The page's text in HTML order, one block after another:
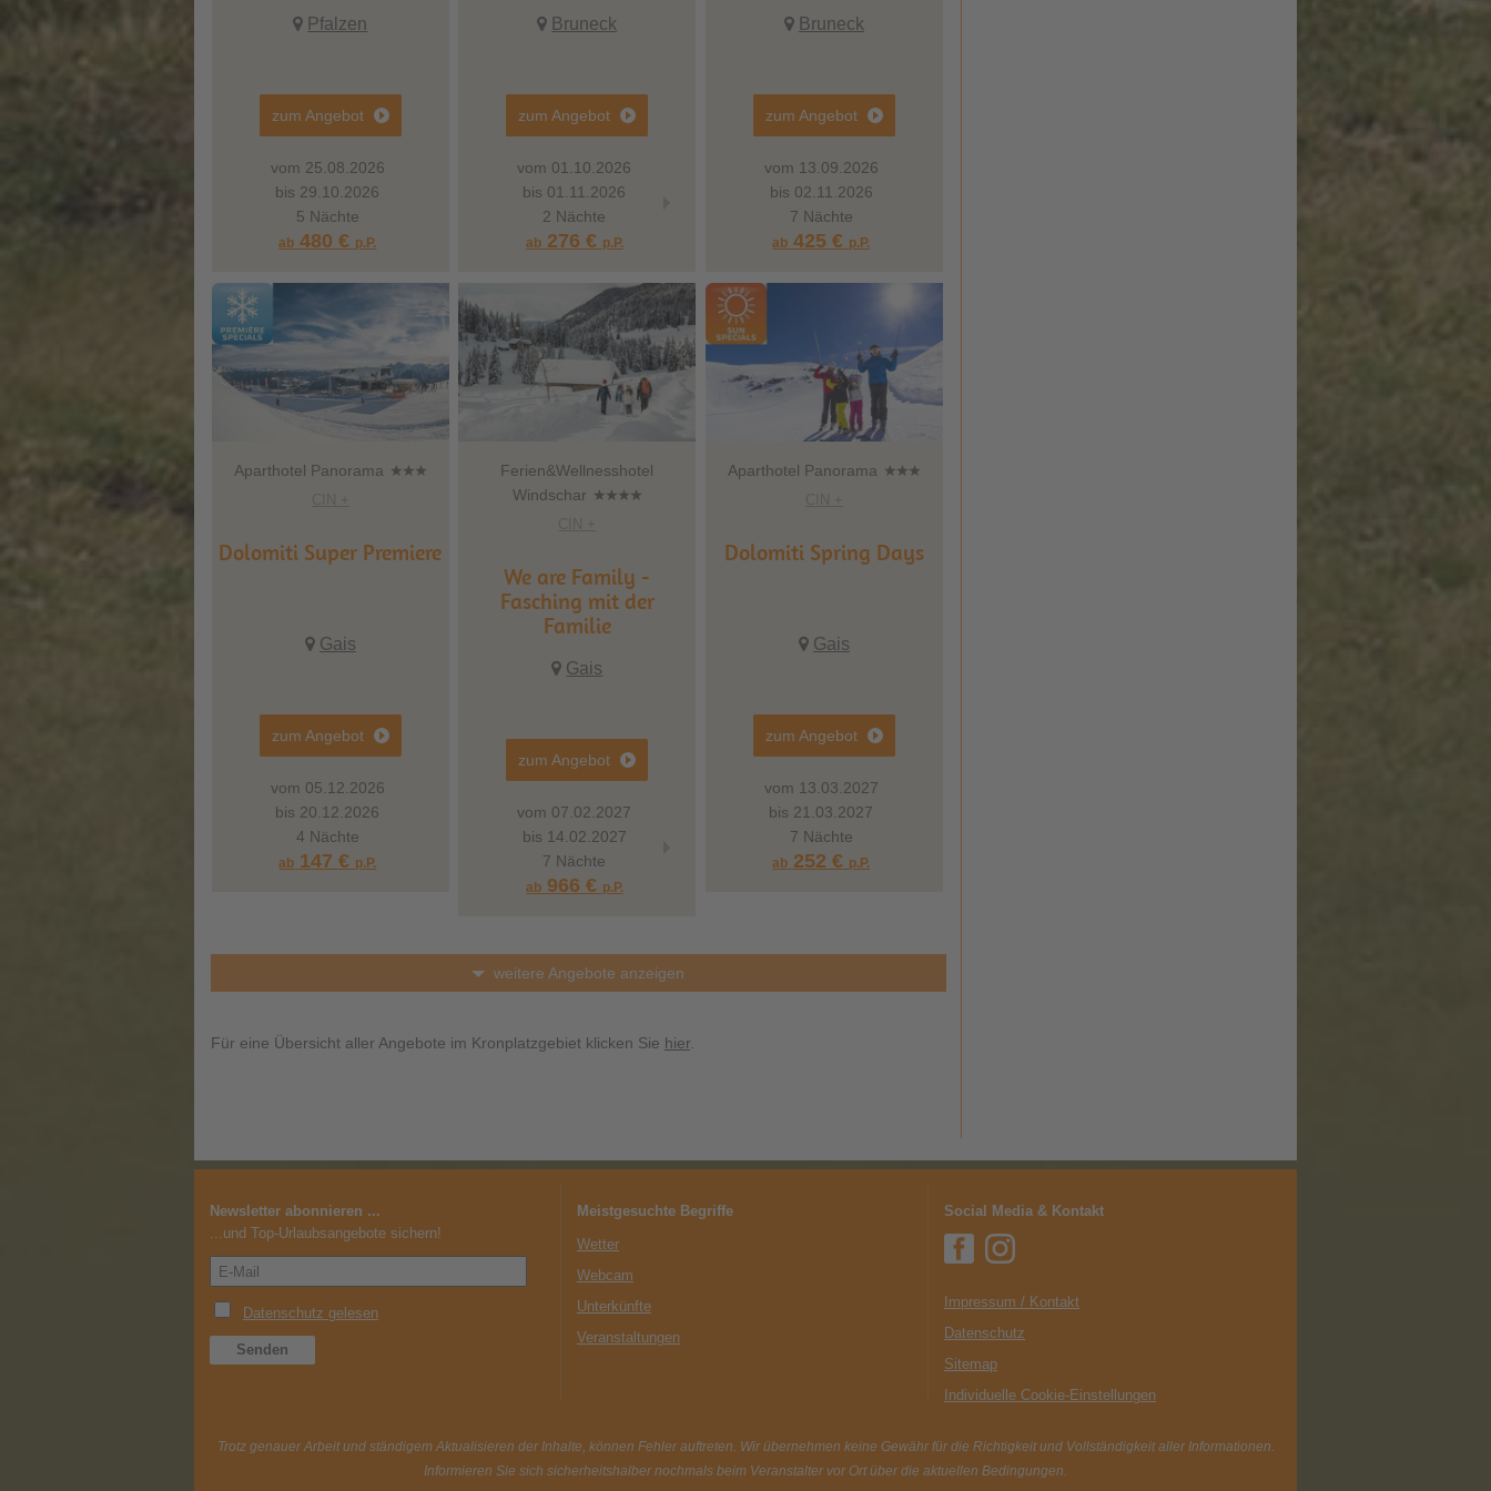
Pfalzen
zum Angebot
vom 25.08.2026
bis 29.10.2026
5 Nächte
ab 480 € p.P.
Bruneck
zum Angebot
vom 01.10.2026
bis 01.11.2026
2 Nächte
ab276 € p.P.
vom 01.10.2026
bis 01.11.2026
2 Nächte
314 €p.P.
Bruneck
zum Angebot
vom 13.09.2026
bis 02.11.2026
7 Nächte
ab 425 € p.P.
Aparthotel Panorama
Dolomiti Super Premiere
Gais
zum Angebot
vom 05.12.2026
bis 20.12.2026
4 Nächte
ab 147 € p.P.
Ferien&Wellnesshotel
Windschar
We are Family -
Fasching mit der
Familie
Gais
zum Angebot
vom 07.02.2027
bis 14.02.2027
7 Nächte
ab966 € p.P.
vom 14.02.2027
bis 21.02.2027
7 Nächte
Aparthotel Panorama
Dolomiti Spring Days
Gais
zum Angebot
vom 13.03.2027
bis 21.03.2027
7 Nächte
ab 252 € p.P.
weitere Angebote anzeigen
Für eine Übersicht aller Angebote im Kronplatzgebiet klicken Sie hier
Newsletter abonnieren ...
...und Top-Urlaubsangebote sichern!
Meistgesuchte Begriffe
Wetter
Webcam
Unterkünfte
Veranstaltungen
Social Media & Kontakt
Impressum / Kontakt
Datenschutz
Sitemap
Individuelle Cookie-Einstellungen
Trotz genauer Arbeit und ständigem Aktualisieren der Inhalte, können Fehler auftreten. Wir übernehmen keine Gewähr für die Richtigkeit und Vollständigkeit aller Informationen.
Informieren Sie sich sicherheitshalber nochmals beim Veranstalter vor Ort über die aktuellen Bedingungen.